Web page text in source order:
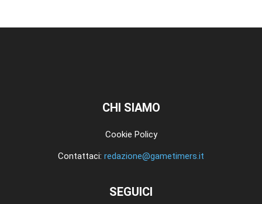
CHI SIAMO
Cookie Policy
Contattaci: redazione@gametimers.it
SEGUICI